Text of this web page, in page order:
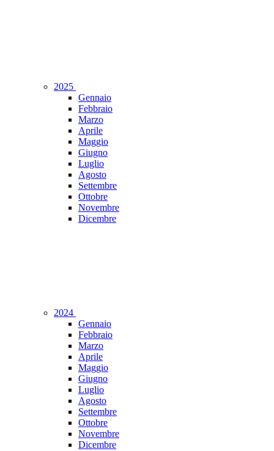
2025
Gennaio
Febbraio
Marzo
Aprile
Maggio
Giugno
Luglio
Agosto
Settembre
Ottobre
Novembre
Dicembre
2024
Gennaio
Febbraio
Marzo
Aprile
Maggio
Giugno
Luglio
Agosto
Settembre
Ottobre
Novembre
Dicembre